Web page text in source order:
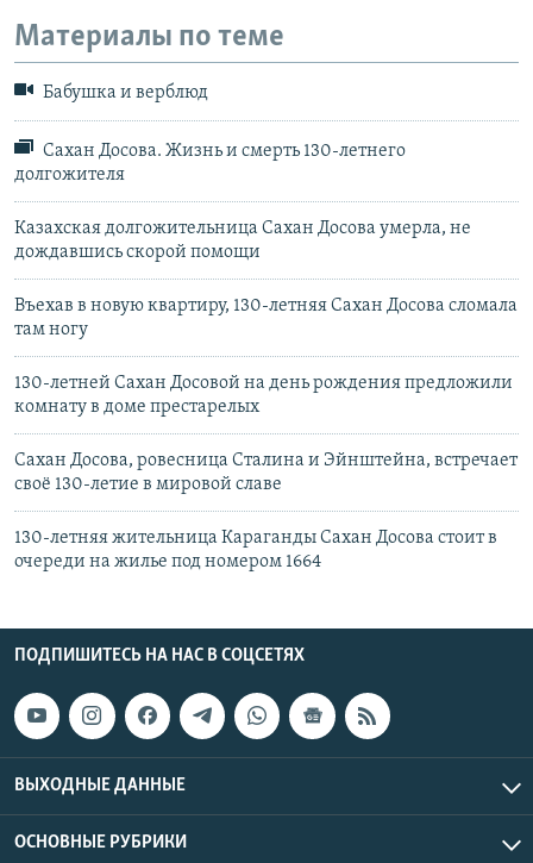
Материалы по теме
Бабушка и верблюд
Сахан Досова. Жизнь и смерть 130-летнего
долгожителя
Казахская долгожительница Сахан Досова умерла, не
дождавшись скорой помощи
Въехав в новую квартиру, 130-летняя Сахан Досова сломала
там ногу
130-летней Сахан Досовой на день рождения предложили
комнату в доме престарелых
Сахан Досова, ровесница Сталина и Эйнштейна, встречает
своё 130-летие в мировой славе
130-летняя жительница Караганды Сахан Досова стоит в
очереди на жилье под номером 1664
ПОДПИШИТЕСЬ НА НАС В СОЦСЕТЯХ
ВЫХОДНЫЕ ДАННЫЕ
ОСНОВНЫЕ РУБРИКИ